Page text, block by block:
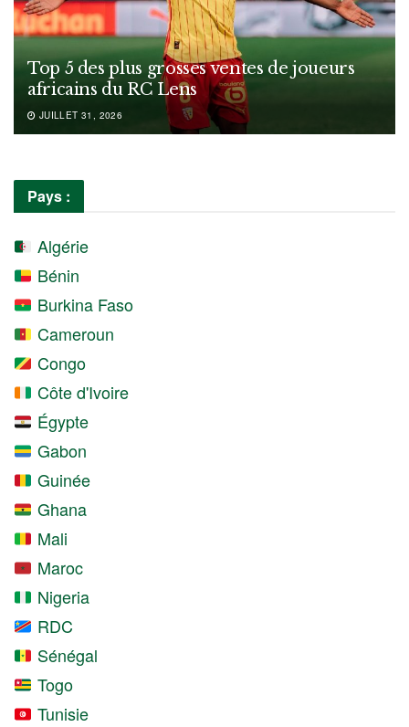
Top 5 des plus grosses ventes de joueurs
africains du RC Lens
JUILLET 31, 2026
Pays :
Algérie
Bénin
Burkina Faso
Cameroun
Congo
Côte d'Ivoire
Égypte
Gabon
Guinée
Ghana
Mali
Maroc
Nigeria
RDC
Sénégal
Togo
Tunisie